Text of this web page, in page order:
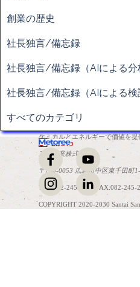
創業の歴史
社長独言/備忘録
社長独言/備忘録（AIによる分
社長独言/備忘録（AIによる検
すべてのカテゴリ
ケミカルとエネルギーで価値を提
三泰産業株式会社
〒730-0053 広島市中区東千田町
TEL:082-245-2241 FAX:082-245-
COPYRIGHT 2020-2030 Santai